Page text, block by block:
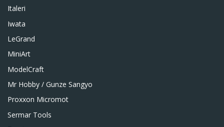
Italeri
Iwata
LeGrand
MiniArt
ModelCraft
Mr Hobby / Gunze Sangyo
Proxxon Micromot
Sermar Tools